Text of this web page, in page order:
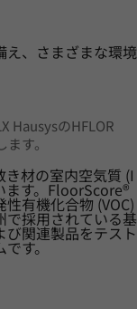
え、さまざまな環境
HausysのHFLOR
す。
材の室内空気質 (I
ます。FloorScore®
有機化合物 (VOC)
で採用されている基
関連製品をテスト
です。